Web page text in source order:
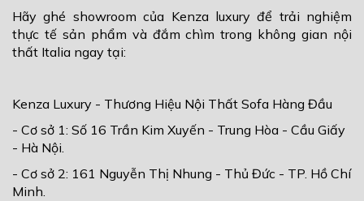
Hãy ghé showroom của Kenza luxury để trải nghiệm
thực tế sản phẩm và đắm chìm trong không gian nội
thất Italia ngay tại:
Kenza Luxury - Thương Hiệu Nội Thất Sofa Hàng Đầu
- Cơ sở 1: Số 16 Trần Kim Xuyến - Trung Hòa - Cầu Giấy
- Hà Nội.
- Cơ sở 2: 161 Nguyễn Thị Nhung - Thủ Đức - TP. Hồ Chí
Minh.